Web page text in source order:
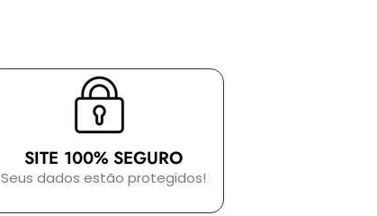
SITE 100% SEGURO
Seus dados estão protegidos!